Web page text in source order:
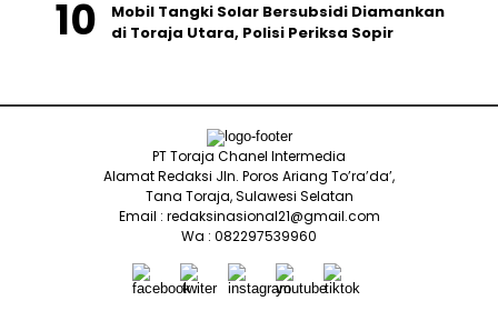
Mobil Tangki Solar Bersubsidi Diamankan
di Toraja Utara, Polisi Periksa Sopir
PT Toraja Chanel Intermedia
Alamat Redaksi Jln. Poros Ariang To’ra’da’,
Tana Toraja, Sulawesi Selatan
Email : redaksinasional21@gmail.com
Wa : 082297539960